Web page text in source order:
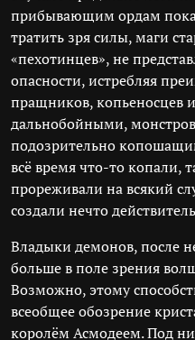
прибывающим ордам
тратить зря силы, маги
«пехотинцев», не
опасности, истребляя
пращников, копьеносцев
дальнобойными,
подозрительно
всё время что-то копали,
прореживали на всякий
создали нечто
Владыки демонов, после
больше в поле зрения
Возможно, этому
всеобщее обозрение
королём Асмодеем. Под